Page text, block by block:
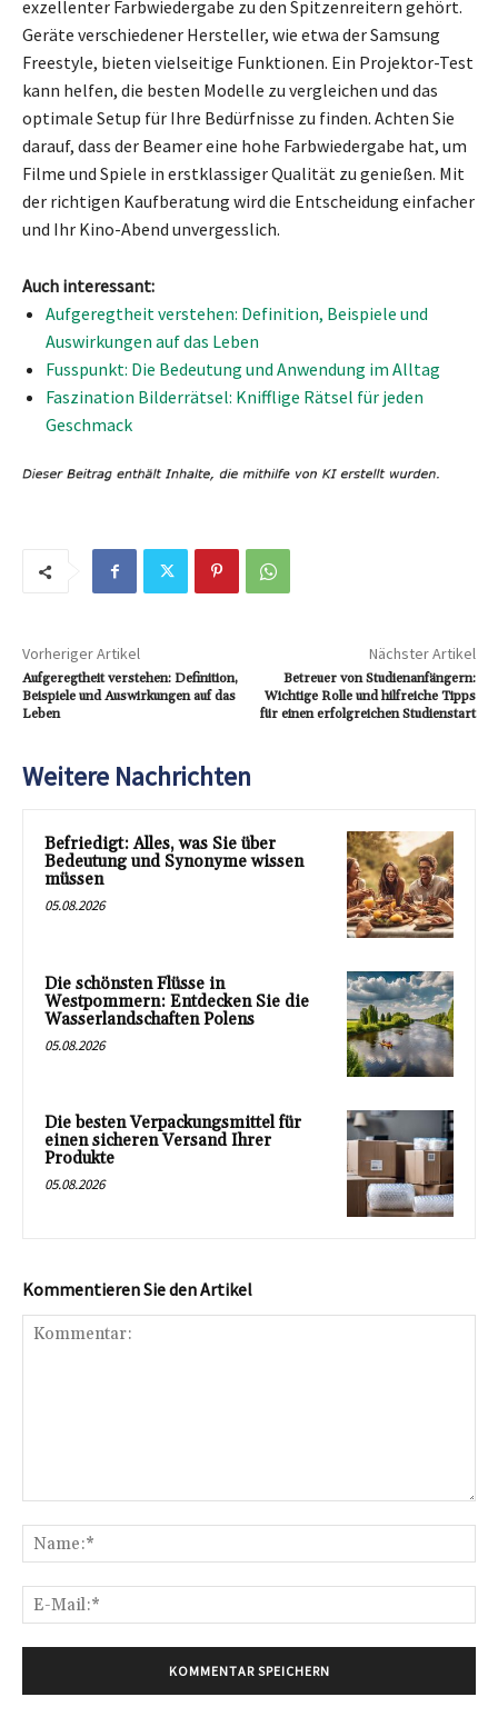
exzellenter Farbwiedergabe zu den Spitzenreitern gehört.
Geräte verschiedener Hersteller, wie etwa der Samsung
Freestyle, bieten vielseitige Funktionen. Ein Projektor-Test
kann helfen, die besten Modelle zu vergleichen und das
optimale Setup für Ihre Bedürfnisse zu finden. Achten Sie
darauf, dass der Beamer eine hohe Farbwiedergabe hat, um
Filme und Spiele in erstklassiger Qualität zu genießen. Mit
der richtigen Kaufberatung wird die Entscheidung einfacher
und Ihr Kino-Abend unvergesslich.
Auch interessant:
Aufgeregtheit verstehen: Definition, Beispiele und
Auswirkungen auf das Leben
Fusspunkt: Die Bedeutung und Anwendung im Alltag
Faszination Bilderrätsel: Knifflige Rätsel für jeden
Geschmack
Vorheriger Artikel
Aufgeregtheit verstehen: Definition,
Beispiele und Auswirkungen auf das
Leben
Nächster Artikel
Betreuer von Studienanfängern:
Wichtige Rolle und hilfreiche Tipps
für einen erfolgreichen Studienstart
Weitere Nachrichten
Befriedigt: Alles, was Sie über
Bedeutung und Synonyme wissen
müssen
05.08.2026
Die schönsten Flüsse in
Westpommern: Entdecken Sie die
Wasserlandschaften Polens
05.08.2026
Die besten Verpackungsmittel für
einen sicheren Versand Ihrer
Produkte
05.08.2026
Kommentieren Sie den Artikel